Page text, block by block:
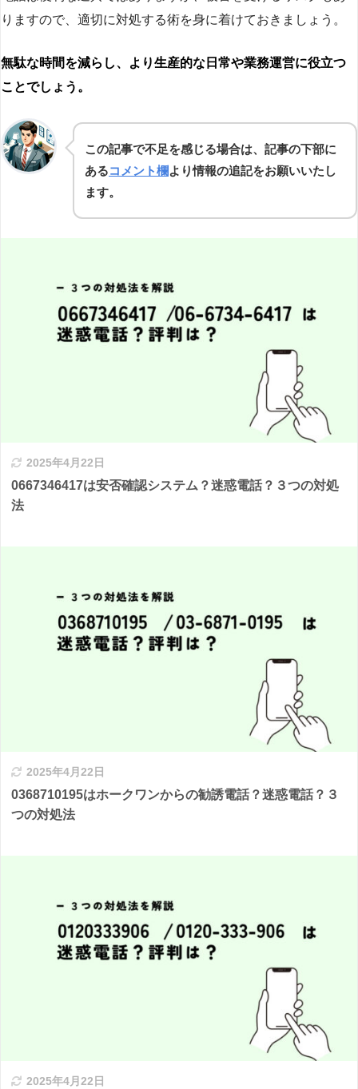
りますので、適切に対処する術を身に着けておきましょう。
無駄な時間を減らし、より生産的な日常や業務運営に役立つ
ことでしょう。
この記事で不足を感じる場合は、記事の下部に
あるコメント欄より情報の追記をお願いいたし
ます。
2025年4月22日
0667346417は安否確認システム？迷惑電話？３つの対処
法
2025年4月22日
0368710195はホークワンからの勧誘電話？迷惑電話？３
つの対処法
2025年4月22日